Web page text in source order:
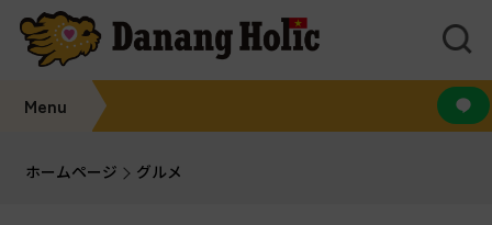
Menu
ホームページ グルメ